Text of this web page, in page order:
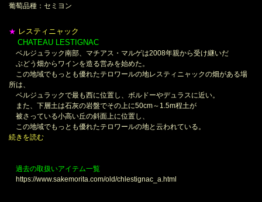
葡萄品種：セミヨン
★ レスティニャック
CHATEAU LESTIGNAC
ベルジュラック南部、マチアス・マルゲは2008年親から受け継いだ
ぶどう畑からワインを造る営みを始めた。
この地域でもっとも優れたテロワールの地レスティニャックの畑がある場
所は、
ベルジュラックで最も西に位置し、ボルドーやデュラスに近い。
また、下層土は石灰の岩盤でその上に50cm～1.5m程土が
被さっている小高い丘の斜面上に位置し、
この地域でもっとも優れたテロワールの地と云われている。
続きを読む
過去の取扱いアイテム一覧
https://www.sakemorita.com/old/chlestignac_a.html